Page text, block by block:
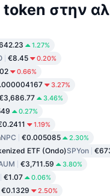
στην
1.27%
€8.45 0.20%
0.66%
3.27%
3.46%
0.27%
1.19%
NPC €0.005085 2.30%
ETF (Ondo)SPYon
€3,711.59 3.80%
€1.07 0.06%
€0.1329 2.50%